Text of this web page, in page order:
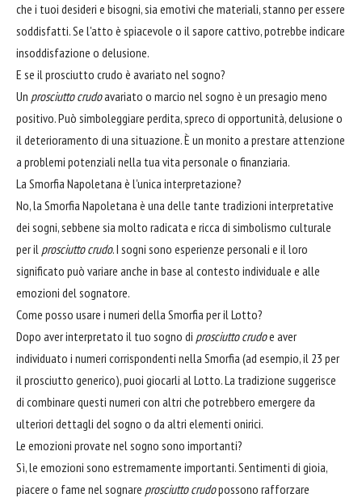
che i tuoi desideri e bisogni, sia emotivi che materiali, stanno per essere
soddisfatti. Se l'atto è spiacevole o il sapore cattivo, potrebbe indicare
insoddisfazione o delusione.
E se il prosciutto crudo è avariato nel sogno?
Un prosciutto crudoavariato o marcio nel sogno è un presagio meno
positivo. Può simboleggiare perdita, spreco di opportunità, delusione o
il deterioramento di una situazione. È un monito a prestare attenzione
a problemi potenziali nella tua vita personale o finanziaria.
La Smorfia Napoletana è l'unica interpretazione?
No, la Smorfia Napoletana è una delle tante tradizioni interpretative
dei sogni, sebbene sia molto radicata e ricca di simbolismo culturale
per il prosciutto crudo. I sogni sono esperienze personali e il loro
significato può variare anche in base al contesto individuale e alle
emozioni del sognatore.
Come posso usare i numeri della Smorfia per il Lotto?
Dopo aver interpretato il tuo sogno di prosciutto crudoe aver
individuato i numeri corrispondenti nella Smorfia (ad esempio, il 23 per
il prosciutto generico), puoi giocarli al Lotto. La tradizione suggerisce
di combinare questi numeri con altri che potrebbero emergere da
ulteriori dettagli del sogno o da altri elementi onirici.
Le emozioni provate nel sogno sono importanti?
Sì, le emozioni sono estremamente importanti. Sentimenti di gioia,
piacere o fame nel sognare prosciutto crudopossono rafforzare